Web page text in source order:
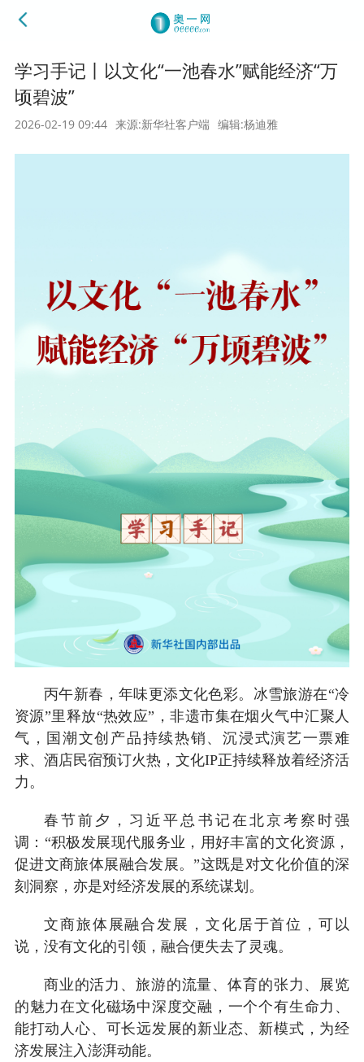
学习手记丨以文化“一池春水”赋能经济“万
顷碧波”
2026-02-19 09:44 来源:新华社客户端 编辑:杨迪雅
丙午新春，年味更添文化色彩。冰雪旅游在“冷
资源”里释放“热效应”，非遗市集在烟火气中汇聚人
气，国潮文创产品持续热销、沉浸式演艺一票难
求、酒店民宿预订火热，文化IP正持续释放着经济活
力。
春节前夕，习近平总书记在北京考察时强
调：“积极发展现代服务业，用好丰富的文化资源，
促进文商旅体展融合发展。”这既是对文化价值的深
刻洞察，亦是对经济发展的系统谋划。
文商旅体展融合发展，文化居于首位，可以
说，没有文化的引领，融合便失去了灵魂。
商业的活力、旅游的流量、体育的张力、展览
的魅力在文化磁场中深度交融，一个个有生命力、
能打动人心、可长远发展的新业态、新模式，为经
济发展注入澎湃动能。